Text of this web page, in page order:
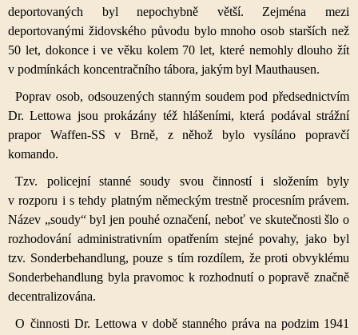
deportovaných byl nepochybně větší. Zejména mezi
deportovanými židovského původu bylo mnoho osob starších než
50 let, dokonce i ve věku kolem 70 let, které nemohly dlouho žít
v podmínkách koncentračního tábora, jakým byl Mauthausen.
Poprav osob, odsouzených stanným soudem pod předsednictvím
Dr. Lettowa jsou prokázány též hlášeními, která podával strážní
prapor Waffen-SS v Brně, z něhož bylo vysíláno popravčí
komando.
Tzv. policejní stanné soudy svou činností i složením byly
v rozporu i s tehdy platným německým trestně procesním právem.
Název „soudy“ byl jen pouhé označení, neboť ve skutečnosti šlo o
rozhodování administrativním opatřením stejné povahy, jako byl
tzv. Sonderbehandlung, pouze s tím rozdílem, že proti obvyklému
Sonderbehandlung byla pravomoc k rozhodnutí o popravě značně
decentralizována.
O činnosti Dr. Lettowa v době stanného práva na podzim 1941